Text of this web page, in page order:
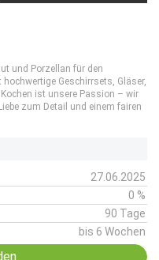
und Porzellan für den
Geschirrsets, Gläser,
ist unsere Passion – wir
zum Detail und einem fairen
27.06.2025
0 %
90 Tage
bis 6 Wochen